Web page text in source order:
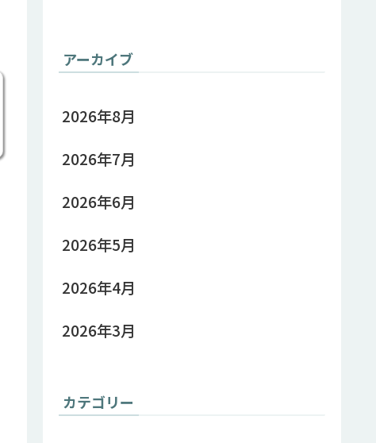
アーカイブ
2026年8月
2026年7月
2026年6月
2026年5月
2026年4月
2026年3月
カテゴリー